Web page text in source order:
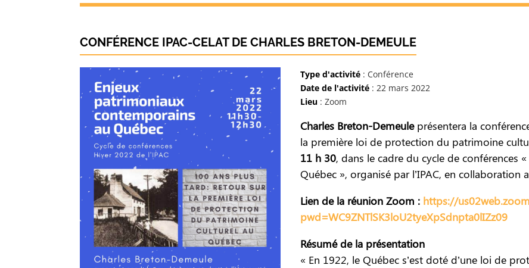
CONFÉRENCE IPAC-CELAT DE CHARLES BRETON-DEMEULE
Type d'activité: Conférence
Date de l'activité: 22 mars 2022
Lieu: Zoom
Charles Breton-Demeule présentera la
la première loi de protection du patrimoine
11 h 30, dans le cadre du cycle de conférences
Québec », organisé par l’IPAC, en collaboration
Lien de la réunion Zoom : https://
pwd=WC9ZNTlSK3loU2tyeXpSdnpta0lIZz09
Résumé de la présentation
« En 1922, le Québec s’est doté d’une loi de